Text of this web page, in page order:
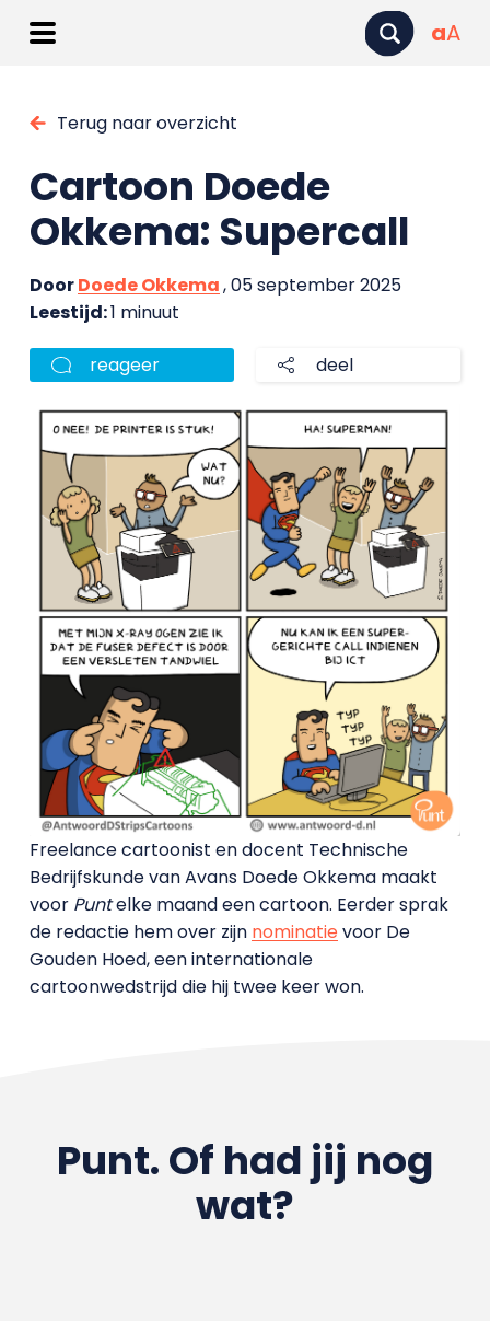
aA
Terug naar overzicht
Cartoon Doede
Okkema: Supercall
DoorDoede Okkema, 05 september 2025
Leestijd:1 minuut
reageer deel
Freelance cartoonist en docent Technische
Bedrijfskunde van Avans Doede Okkema maakt
voor Puntelke maand een cartoon. Eerder sprak
de redactie hem over zijn nominatievoor De
Gouden Hoed, een internationale
cartoonwedstrijd die hij twee keer won.
Punt. Of had jij nog
wat?